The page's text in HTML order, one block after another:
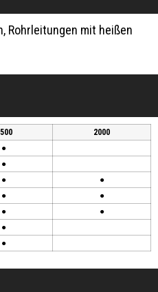
Rohrleitungen mit heißen
2000
●
●
●
●
●
●
●
●
●
●